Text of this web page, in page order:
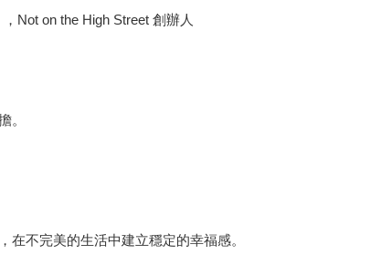
Not on the High Street 創辦人
。
不完美的生活中建立穩定的幸福感。